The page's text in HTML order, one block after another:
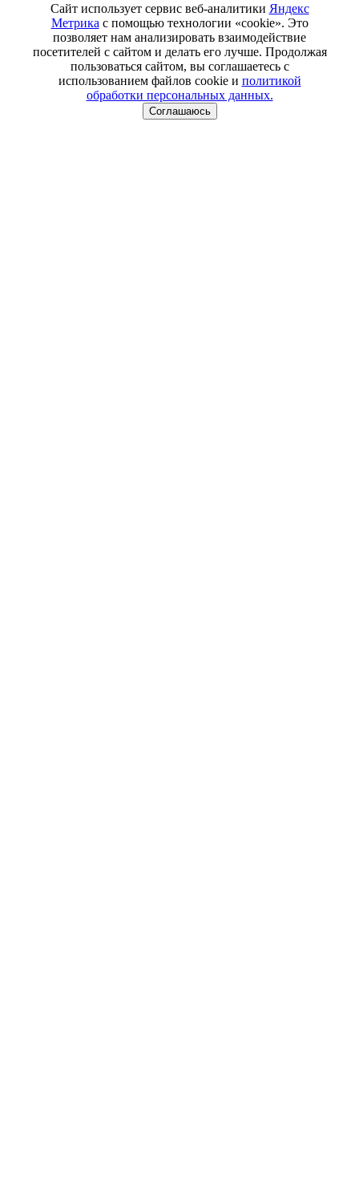
Сайт использует сервис веб-аналитики Яндекс
Метрика с помощью технологии «cookie». Это
позволяет нам анализировать взаимодействие
посетителей с сайтом и делать его лучше. Продолжая
пользоваться сайтом, вы соглашаетесь с
использованием файлов cookie и политикой
обработки персональных данных.
Соглашаюсь